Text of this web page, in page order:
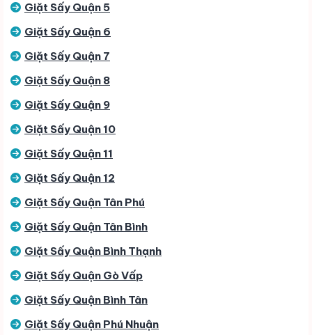
Giặt Sấy Quận 5
Giặt Sấy Quận 6
Giặt Sấy Quận 7
Giặt Sấy Quận 8
Giặt Sấy Quận 9
Giặt Sấy Quận 10
Giặt Sấy Quận 11
Giặt Sấy Quận 12
Giặt Sấy Quận Tân Phú
Giặt Sấy Quận Tân Bình
Giặt Sấy Quận Bình Thạnh
Giặt Sấy Quận Gò Vấp
Giặt Sấy Quận Bình Tân
Giặt Sấy Quận Phú Nhuận